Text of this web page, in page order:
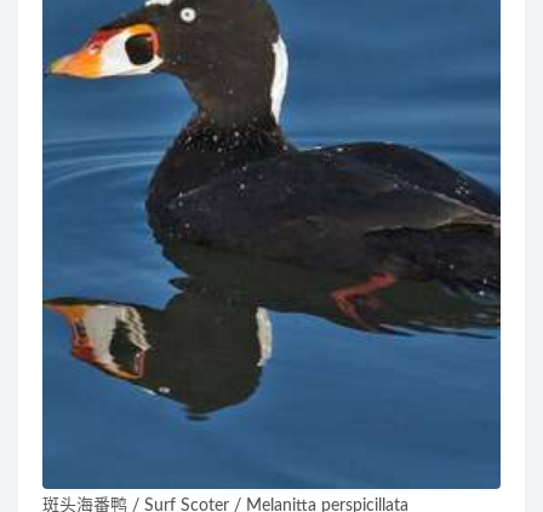
斑头海番鸭 / Surf Scoter / Melanitta perspicillata